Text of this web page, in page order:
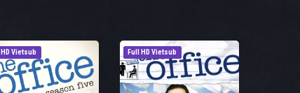
Vietsub Full HD Vietsub